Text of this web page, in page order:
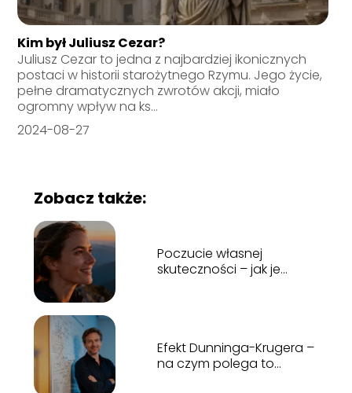
Kim był Juliusz Cezar?
Juliusz Cezar to jedna z najbardziej ikonicznych
postaci w historii starożytnego Rzymu. Jego życie,
pełne dramatycznych zwrotów akcji, miało
ogromny wpływ na ks...
2024-08-27
Zobacz także:
Poczucie własnej
skuteczności – jak je
Efekt Dunninga-Krugera –
na czym polega to